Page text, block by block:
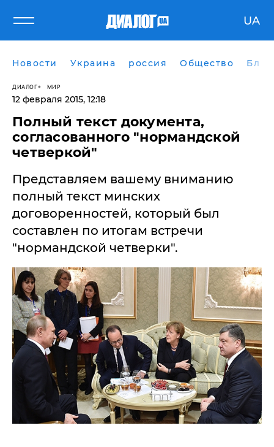
UA
Новости Украина россия Общество
ДИАЛОГ МИР
12 февраля 2015, 12:18
Полный текст документа,
согласованного "нормандской
четверкой"
Представляем вашему вниманию
полный текст минских
договоренностей, который был
составлен по итогам встречи
"нормандской четверки".